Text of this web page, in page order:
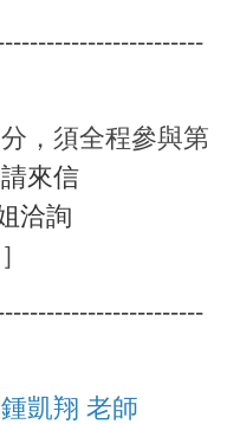
，須全程參與第
請來信
洽詢
］
凱翔 老師